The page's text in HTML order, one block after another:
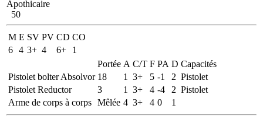
Apothicaire
50
M E SV PV CD CO
6 4 3+ 4 6+
1
Portée A C/T F PA D Capacités
Pistolet bolter Absolvor 18 1 3+ 5 -1 2 Pistolet
Pistolet Reductor
3 1 3+ 4 -4 2 Pistolet
Arme de corps à corps Mêlée 4 3+ 4 0 1